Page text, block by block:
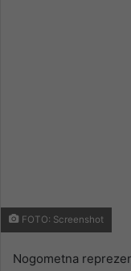
FOTO: Screenshot
Nogometna